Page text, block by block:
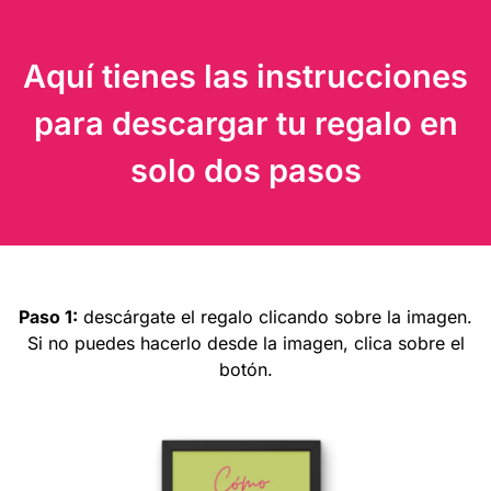
Aquí tienes las instrucciones
para descargar tu regalo en
solo dos pasos
Paso 1: descárgate el regalo clicando sobre la imagen.
Si no puedes hacerlo desde la imagen, clica sobre el
botón.